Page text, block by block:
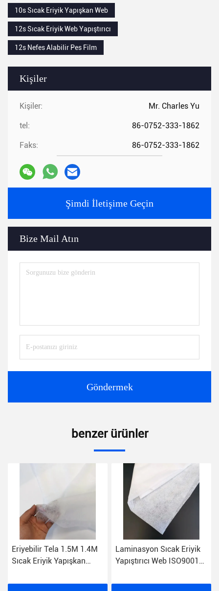
Kişiler
Kişiler: Mr. Charles Yu
tel: 86-0752-333-1862
Faks: 86-0752-333-1862
Şimdi İletişime Geçin
Bize Mail Atın
Göndermek
10s Sıcak Eriyik Yapışkan Web
12s Sıcak Eriyik Web Yapıştırıcı
12s Nefes Alabilir Pes Film
benzer ürünler
Eriyebilir Tela 1.5M 1.4M
Sıcak Eriyik Yapışkan
Laminasyon Sıcak Eriyik
Yapıştırıcı Web ISO9001